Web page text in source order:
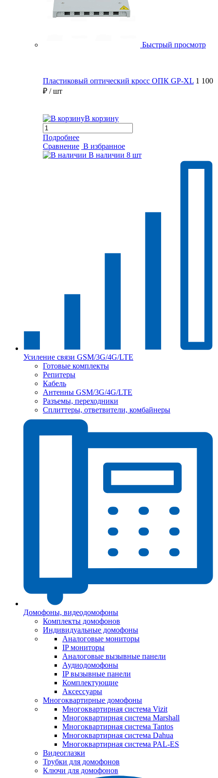
Быстрый просмотр
Пластиковый оптический кросс ОПК GP-XL 1 100
₽ / шт
В корзину
Подробнее
Сравнение В избранное
В наличии 8 шт
Усиление связи GSM/3G/4G/LTE
Готовые комплекты
Репитеры
Кабель
Антенны GSM/3G/4G/LTE
Разъемы, переходники
Сплиттеры, ответвители, комбайнеры
Домофоны, видеодомофоны
Комплекты домофонов
Индивидуальные домофоны
Аналоговые мониторы
IP мониторы
Аналоговые вызывные панели
Аудиодомофоны
IP вызывные панели
Комплектующие
Аксессуары
Многоквартирные домофоны
Многоквартирная система Vizit
Многоквартирная система Marshall
Многоквартирная система Tantos
Многоквартирная система Dahua
Многоквартирная система PAL-ES
Видеоглазки
Трубки для домофонов
Ключи для домофонов